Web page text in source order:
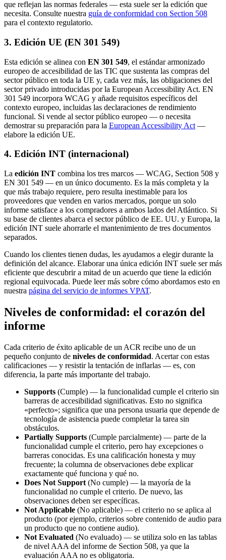
que reflejan las normas federales — esta suele ser la edición que
necesita. Consulte nuestra guía de conformidad con Section 508
para el contexto regulatorio.
3. Edición UE (EN 301 549)
Esta edición se alinea con EN 301 549, el estándar armonizado
europeo de accesibilidad de las TIC que sustenta las compras del
sector público en toda la UE y, cada vez más, las obligaciones del
sector privado introducidas por la European Accessibility Act. EN
301 549 incorpora WCAG y añade requisitos específicos del
contexto europeo, incluidas las declaraciones de rendimiento
funcional. Si vende al sector público europeo — o necesita
demostrar su preparación para la European Accessibility Act —
elabore la edición UE.
4. Edición INT (internacional)
La edición INT combina los tres marcos — WCAG, Section 508 y
EN 301 549 — en un único documento. Es la más completa y la
que más trabajo requiere, pero resulta inestimable para los
proveedores que venden en varios mercados, porque un solo
informe satisface a los compradores a ambos lados del Atlántico. Si
su base de clientes abarca el sector público de EE. UU. y Europa, la
edición INT suele ahorrarle el mantenimiento de tres documentos
separados.
Cuando los clientes tienen dudas, les ayudamos a elegir durante la
definición del alcance. Elaborar una única edición INT suele ser más
eficiente que descubrir a mitad de un acuerdo que tiene la edición
regional equivocada. Puede leer más sobre cómo abordamos esto en
nuestra página del servicio de informes VPAT.
Niveles de conformidad: el corazón del
informe
Cada criterio de éxito aplicable de un ACR recibe uno de un
pequeño conjunto de niveles de conformidad. Acertar con estas
calificaciones — y resistir la tentación de inflarlas — es, con
diferencia, la parte más importante del trabajo.
Supports (Cumple) — la funcionalidad cumple el criterio sin
barreras de accesibilidad significativas. Esto no significa
«perfecto»; significa que una persona usuaria que depende de
tecnología de asistencia puede completar la tarea sin
obstáculos.
Partially Supports (Cumple parcialmente) — parte de la
funcionalidad cumple el criterio, pero hay excepciones o
barreras conocidas. Es una calificación honesta y muy
frecuente; la columna de observaciones debe explicar
exactamente qué funciona y qué no.
Does Not Support (No cumple) — la mayoría de la
funcionalidad no cumple el criterio. De nuevo, las
observaciones deben ser específicas.
Not Applicable (No aplicable) — el criterio no se aplica al
producto (por ejemplo, criterios sobre contenido de audio para
un producto que no contiene audio).
Not Evaluated (No evaluado) — se utiliza solo en las tablas
de nivel AAA del informe de Section 508, ya que la
evaluación AAA no es obligatoria.